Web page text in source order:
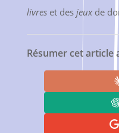
livreset des jeuxde
Résumer cet article